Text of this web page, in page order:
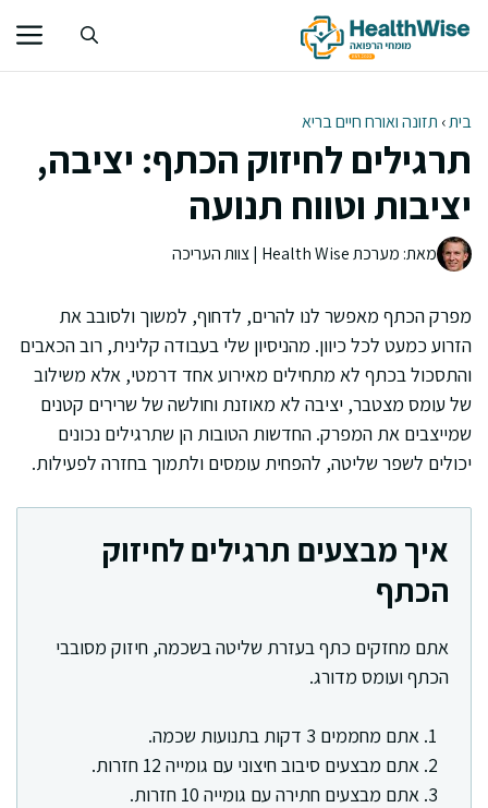
לתוכן
בית› תזונה ואורח חיים בריא
תרגילים לחיזוק הכתף: יציבה,
יציבות וטווח תנועה
מאת: מערכת Health Wise | צוות העריכה
מפרק הכתף מאפשר לנו להרים, לדחוף, למשוך ולסובב את
הזרוע כמעט לכל כיוון. מהניסיון שלי בעבודה קלינית, רוב הכאבים
והתסכול בכתף לא מתחילים מאירוע אחד דרמטי, אלא משילוב
של עומס מצטבר, יציבה לא מאוזנת וחולשה של שרירים קטנים
שמייצבים את המפרק. החדשות הטובות הן שתרגילים נכונים
יכולים לשפר שליטה, להפחית עומסים ולתמוך בחזרה לפעילות.
איך מבצעים תרגילים לחיזוק
הכתף
אתם מחזקים כתף בעזרת שליטה בשכמה, חיזוק מסובבי
הכתף ועומס מדורג.
אתם מחממים 3 דקות בתנועות שכמה.
אתם מבצעים סיבוב חיצוני עם גומייה 12 חזרות.
אתם מבצעים חתירה עם גומייה 10 חזרות.